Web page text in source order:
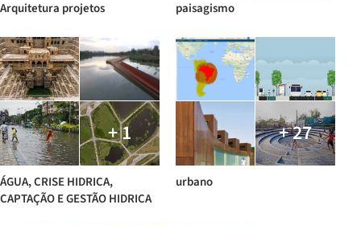
Arquitetura projetos paisagismo
+ 1
ÁGUA, CRISE HIDRICA,
CAPTAÇÃO E GESTÃO HIDRICA
+ 27
urbano